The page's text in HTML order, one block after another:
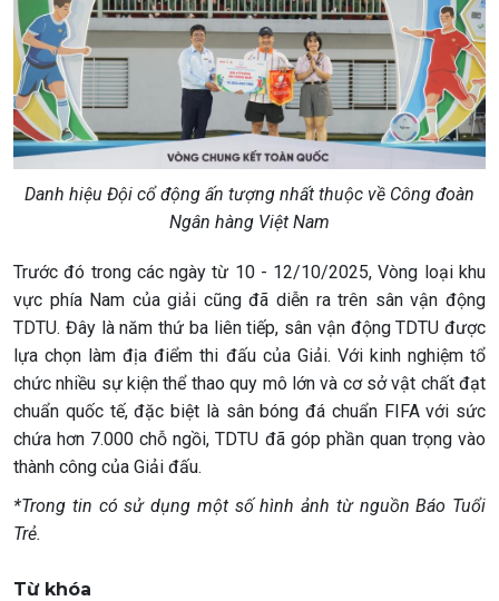
Danh hiệu Đội cổ động ấn tượng nhất thuộc về Công đoàn
Ngân hàng Việt Nam
Trước đó trong các ngày từ 10 - 12/10/2025, Vòng loại khu
vực phía Nam của giải cũng đã diễn ra trên sân vận động
TDTU. Đây là năm thứ ba liên tiếp, sân vận động TDTU được
lựa chọn làm địa điểm thi đấu của Giải. Với kinh nghiệm tổ
chức nhiều sự kiện thể thao quy mô lớn và cơ sở vật chất đạt
chuẩn quốc tế, đặc biệt là sân bóng đá chuẩn FIFA với sức
chứa hơn 7.000 chỗ ngồi, TDTU đã góp phần quan trọng vào
thành công của Giải đấu.
*Trong tin có sử dụng một số hình ảnh từ nguồn Báo Tuổi
Trẻ.
Từ khóa